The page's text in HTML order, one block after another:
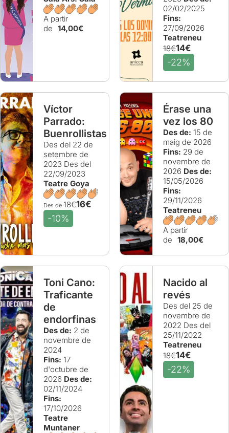
A partir
de 14,00€
02/02/2025
Fins:
27/09/2026
Teatreneu
18€14€
-22%
Víctor
Parrado:
Buenrollistas
Des del 22 de
setembre de
2023 Des del
22/09/2023
Teatre Goya
Des de18€16€
-10%
Érase una
vez los 80
Des de: 15 de
maig de 2026
Fins: 29 de
novembre de
2026 Des de:
15/05/2026
Fins:
29/11/2026
Teatreneu
A partir
de 18,00€
Toni Cano:
Traficante
de
endorfinas
Des de: 2 de
novembre de
2024
Fins: 17
d'octubre de
2026 Des de:
02/11/2024
Fins:
17/10/2026
Teatre
Muntaner
Nacido al
revés
Des del 25 de
novembre de
2022 Des del
25/11/2022
Teatreneu
18€14€
-22%